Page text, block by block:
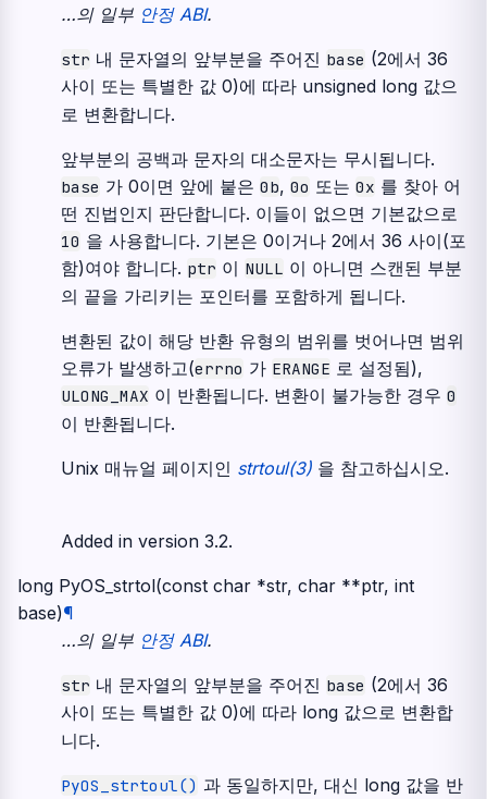
…의 일부 안정 ABI.
str 내 문자열의 앞부분을 주어진 base (2에서 36
사이 또는 특별한 값 0)에 따라 unsigned long 값으
로 변환합니다.
앞부분의 공백과 문자의 대소문자는 무시됩니다.
base 가 0이면 앞에 붙은 0b, 0o 또는 0x 를 찾아 어
떤 진법인지 판단합니다. 이들이 없으면 기본값으로
10 을 사용합니다. 기본은 0이거나 2에서 36 사이(포
함)여야 합니다. ptr 이 NULL 이 아니면 스캔된 부분
의 끝을 가리키는 포인터를 포함하게 됩니다.
변환된 값이 해당 반환 유형의 범위를 벗어나면 범위
오류가 발생하고(errno 가 ERANGE 로 설정됨),
ULONG_MAX 이 반환됩니다. 변환이 불가능한 경우 0
이 반환됩니다.
Unix 매뉴얼 페이지인 strtoul(3) 을 참고하십시오.
Added in version 3.2.
long PyOS_strtol(const char *str, char **ptr, int
base)¶
…의 일부 안정 ABI.
str 내 문자열의 앞부분을 주어진 base (2에서 36
사이 또는 특별한 값 0)에 따라 long 값으로 변환합
니다.
PyOS_strtoul() 과 동일하지만, 대신 long 값을 반